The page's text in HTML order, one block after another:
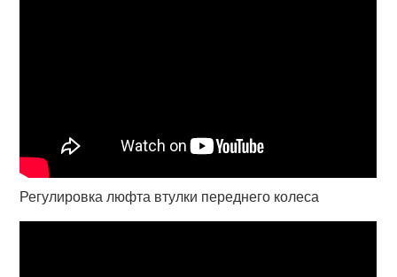
Регулировка люфта втулки переднего колеса